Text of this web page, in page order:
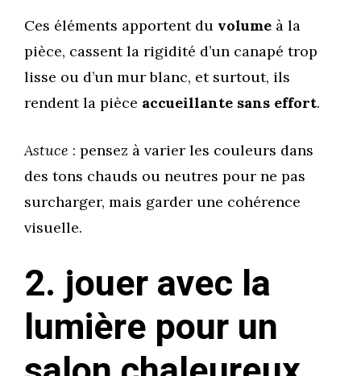
Ces éléments apportent du volume à la
pièce, cassent la rigidité d’un canapé trop
lisse ou d’un mur blanc, et surtout, ils
rendent la pièce accueillante sans effort.
Astuce : pensez à varier les couleurs dans
des tons chauds ou neutres pour ne pas
surcharger, mais garder une cohérence
visuelle.
2. jouer avec la
lumière pour un